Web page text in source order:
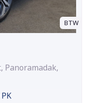
BTW
Panoramadak,